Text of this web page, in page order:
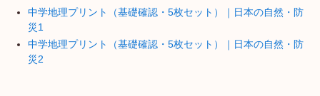
中学地理プリント（基礎確認・5枚セット）｜日本の自然・防
災1
中学地理プリント（基礎確認・5枚セット）｜日本の自然・防
災2